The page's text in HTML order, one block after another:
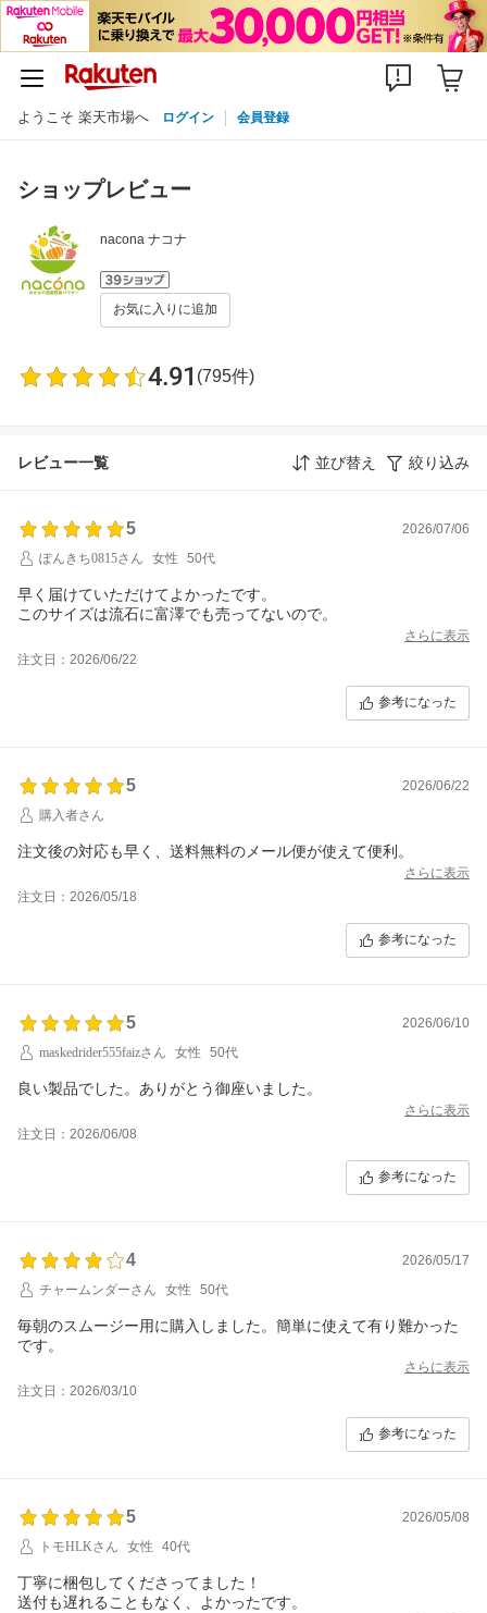
ようこそ 楽天市場へ ログイン 会員登録
ショップレビュー
nacona ナコナ
お気に入りに追加
4.91 (795件)
レビュー一覧 並び替え 絞り込み
5
2026/07/06
ぽんきち0815さん
女性 50代
早く届けていただけてよかったです。
このサイズは流石に富澤でも売ってないので。
さらに表示
注文日：2026/06/22
参考になった
5
2026/06/22
購入者さん
注文後の対応も早く、送料無料のメール便が使えて便利。
さらに表示
注文日：2026/05/18
参考になった
5
2026/06/10
maskedrider555faizさん
女性 50代
良い製品でした。ありがとう御座いました。
さらに表示
注文日：2026/06/08
参考になった
4
2026/05/17
チャームンダーさん
女性 50代
毎朝のスムージー用に購入しました。簡単に使えて有り難かった
です。
さらに表示
注文日：2026/03/10
参考になった
5
2026/05/08
トモHLKさん
女性 40代
丁寧に梱包してくださってました！
送付も遅れることもなく、よかったです。